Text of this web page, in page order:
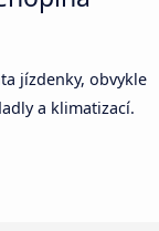
jízdenky, obvykle
a klimatizací.